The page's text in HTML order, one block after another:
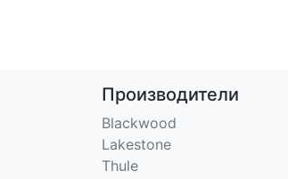
Производители
Blackwood
Lakestone
Thule